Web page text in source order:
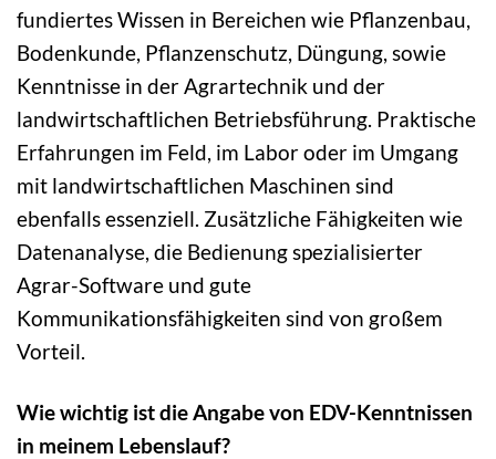
fundiertes Wissen in Bereichen wie Pflanzenbau,
Bodenkunde, Pflanzenschutz, Düngung, sowie
Kenntnisse in der Agrartechnik und der
landwirtschaftlichen Betriebsführung. Praktische
Erfahrungen im Feld, im Labor oder im Umgang
mit landwirtschaftlichen Maschinen sind
ebenfalls essenziell. Zusätzliche Fähigkeiten wie
Datenanalyse, die Bedienung spezialisierter
Agrar-Software und gute
Kommunikationsfähigkeiten sind von großem
Vorteil.
Wie wichtig ist die Angabe von EDV-Kenntnissen
in meinem Lebenslauf?